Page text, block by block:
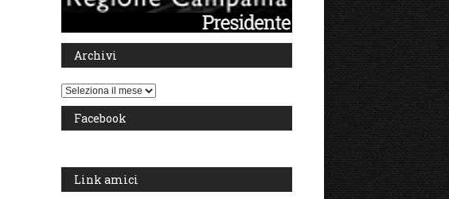
Archivi
Archivi
Facebook
Link amici